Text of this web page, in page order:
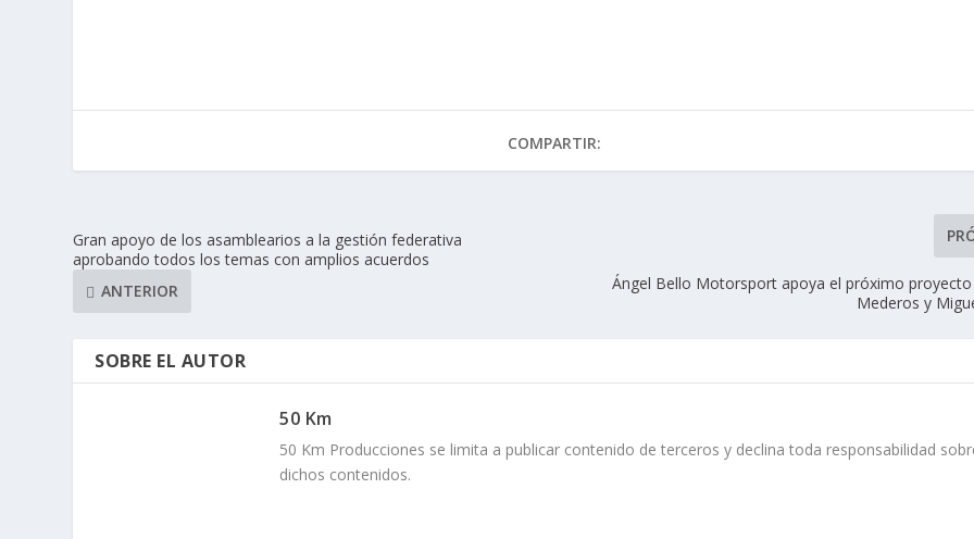
A
p
o
k
dI ar
r
COMPARTIR:
Gran apoyo de los asamblearios a la gestión federativa
aprobando todos los temas con amplios acuerdos
ANTERIOR
Ángel Bello Motorsport apoya el próximo
Mederos y
SOBRE EL AUTOR
50 Km
50 Km Producciones se limita a publicar contenido de terceros y declina toda responsabilidad
dichos contenidos.